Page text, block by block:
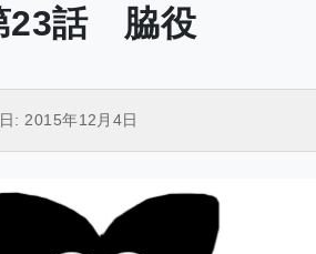
23話 脇役
:2015年12月4日